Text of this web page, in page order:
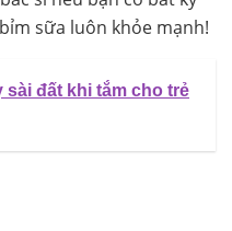
sữa luôn khỏe mạnh!
sài đất khi tắm cho trẻ